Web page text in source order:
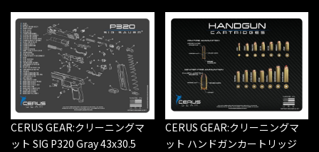
CERUS GEAR:クリーニングマ
ット SIG P320 Gray 43x30.5
CERUS GEAR:クリーニングマ
ット ハンドガンカートリッジ